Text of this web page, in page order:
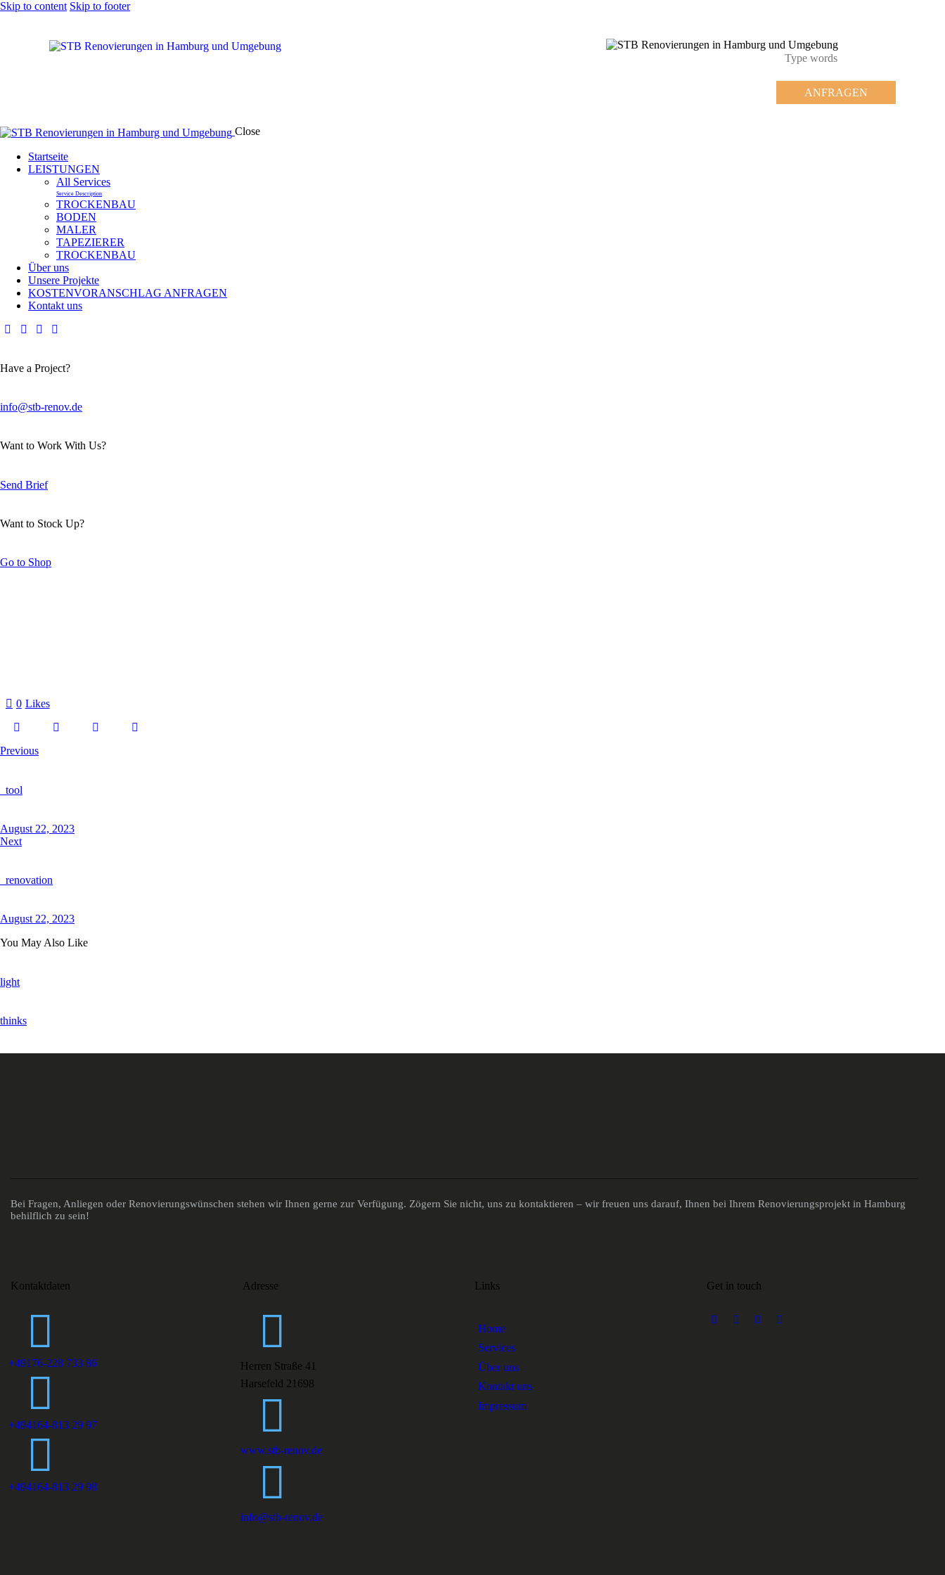
Skip to content Skip to footer
ANFRAGEN
Close
Startseite
LEISTUNGEN
All Services
Service Description
TROCKENBAU
BODEN
MALER
TAPEZIERER
TROCKENBAU
Über uns
Unsere Projekte
KOSTENVORANSCHLAG ANFRAGEN
Kontakt uns
Have a Project?
info@stb-renov.de
Want to Work With Us?
Send Brief
Want to Stock Up?
Go to Shop
0 Likes
Previous
_tool
August 22, 2023
Next
_renovation
August 22, 2023
You May Also Like
light
thinks
Bei Fragen, Anliegen oder Renovierungswünschen stehen wir Ihnen gerne zur Verfügung. Zögern Sie nicht, uns zu kontaktieren – wir freuen uns darauf, Ihnen bei Ihrem Renovierungsprojekt in Hamburg
behilflich zu sein!
Kontaktdaten
+49176-228 733 86
+494164-813 29 97
+494164-813 29 98
Adresse
Herren Straße 41
Harsefeld 21698
www.stb-renov.de
info@stb-renov.de
Links
Home
Services
Über uns
Kontakt uns
Impressum
Get in touch